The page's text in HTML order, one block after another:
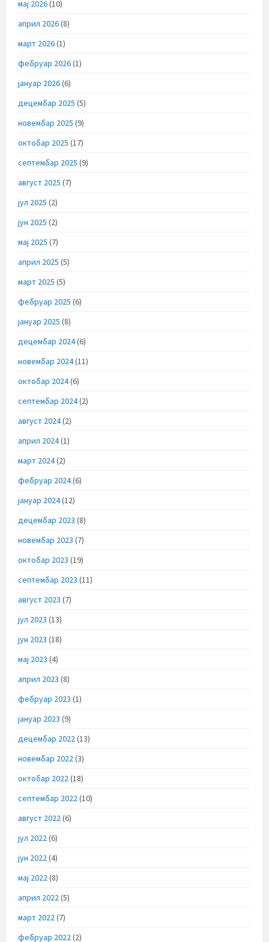
мај 2026(10)
април 2026(8)
март 2026(1)
фебруар 2026(1)
јануар 2026(6)
децембар 2025 (5)
новембар 2025 (9)
октобар 2025 (17)
септембар 2025 (9)
август 2025 (7)
јул 2025 (2)
јун 2025 (2)
мај 2025 (7)
април 2025 (5)
март 2025 (5)
фебруар 2025 (6)
јануар 2025 (8)
децембар 2024(6)
новембар 2024(11)
октобар 2024(6)
септембар 2024(2)
август 2024(2)
април 2024(1)
март 2024(2)
фебруар 2024(6)
јануар 2024(12)
децембар 2023 (8)
новембар 2023 (7)
октобар 2023 (19)
септембар 2023 (11)
август 2023 (7)
јул 2023 (13)
јун 2023 (18)
мај 2023 (4)
април 2023 (8)
фебруар 2023 (1)
јануар 2023 (9)
децембар 2022(13)
новембар 2022(3)
октобар 2022(18)
септембар 2022(10)
август 2022(6)
јул 2022(6)
јун 2022(4)
мај 2022(8)
април 2022(5)
март 2022(7)
фебруар 2022(2)